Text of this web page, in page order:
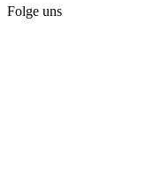
Folge uns